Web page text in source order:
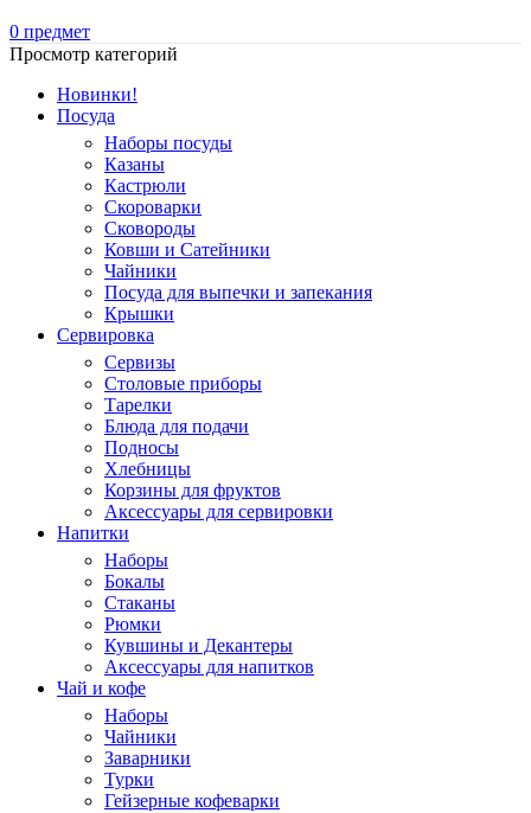
0 предмет
Просмотр категорий
Новинки!
Посуда
Наборы посуды
Казаны
Кастрюли
Скороварки
Сковороды
Ковши и Сатейники
Чайники
Посуда для выпечки и запекания
Крышки
Сервировка
Сервизы
Столовые приборы
Тарелки
Блюда для подачи
Подносы
Хлебницы
Корзины для фруктов
Аксессуары для сервировки
Напитки
Наборы
Бокалы
Стаканы
Рюмки
Кувшины и Декантеры
Аксессуары для напитков
Чай и кофе
Наборы
Чайники
Заварники
Турки
Гейзерные кофеварки